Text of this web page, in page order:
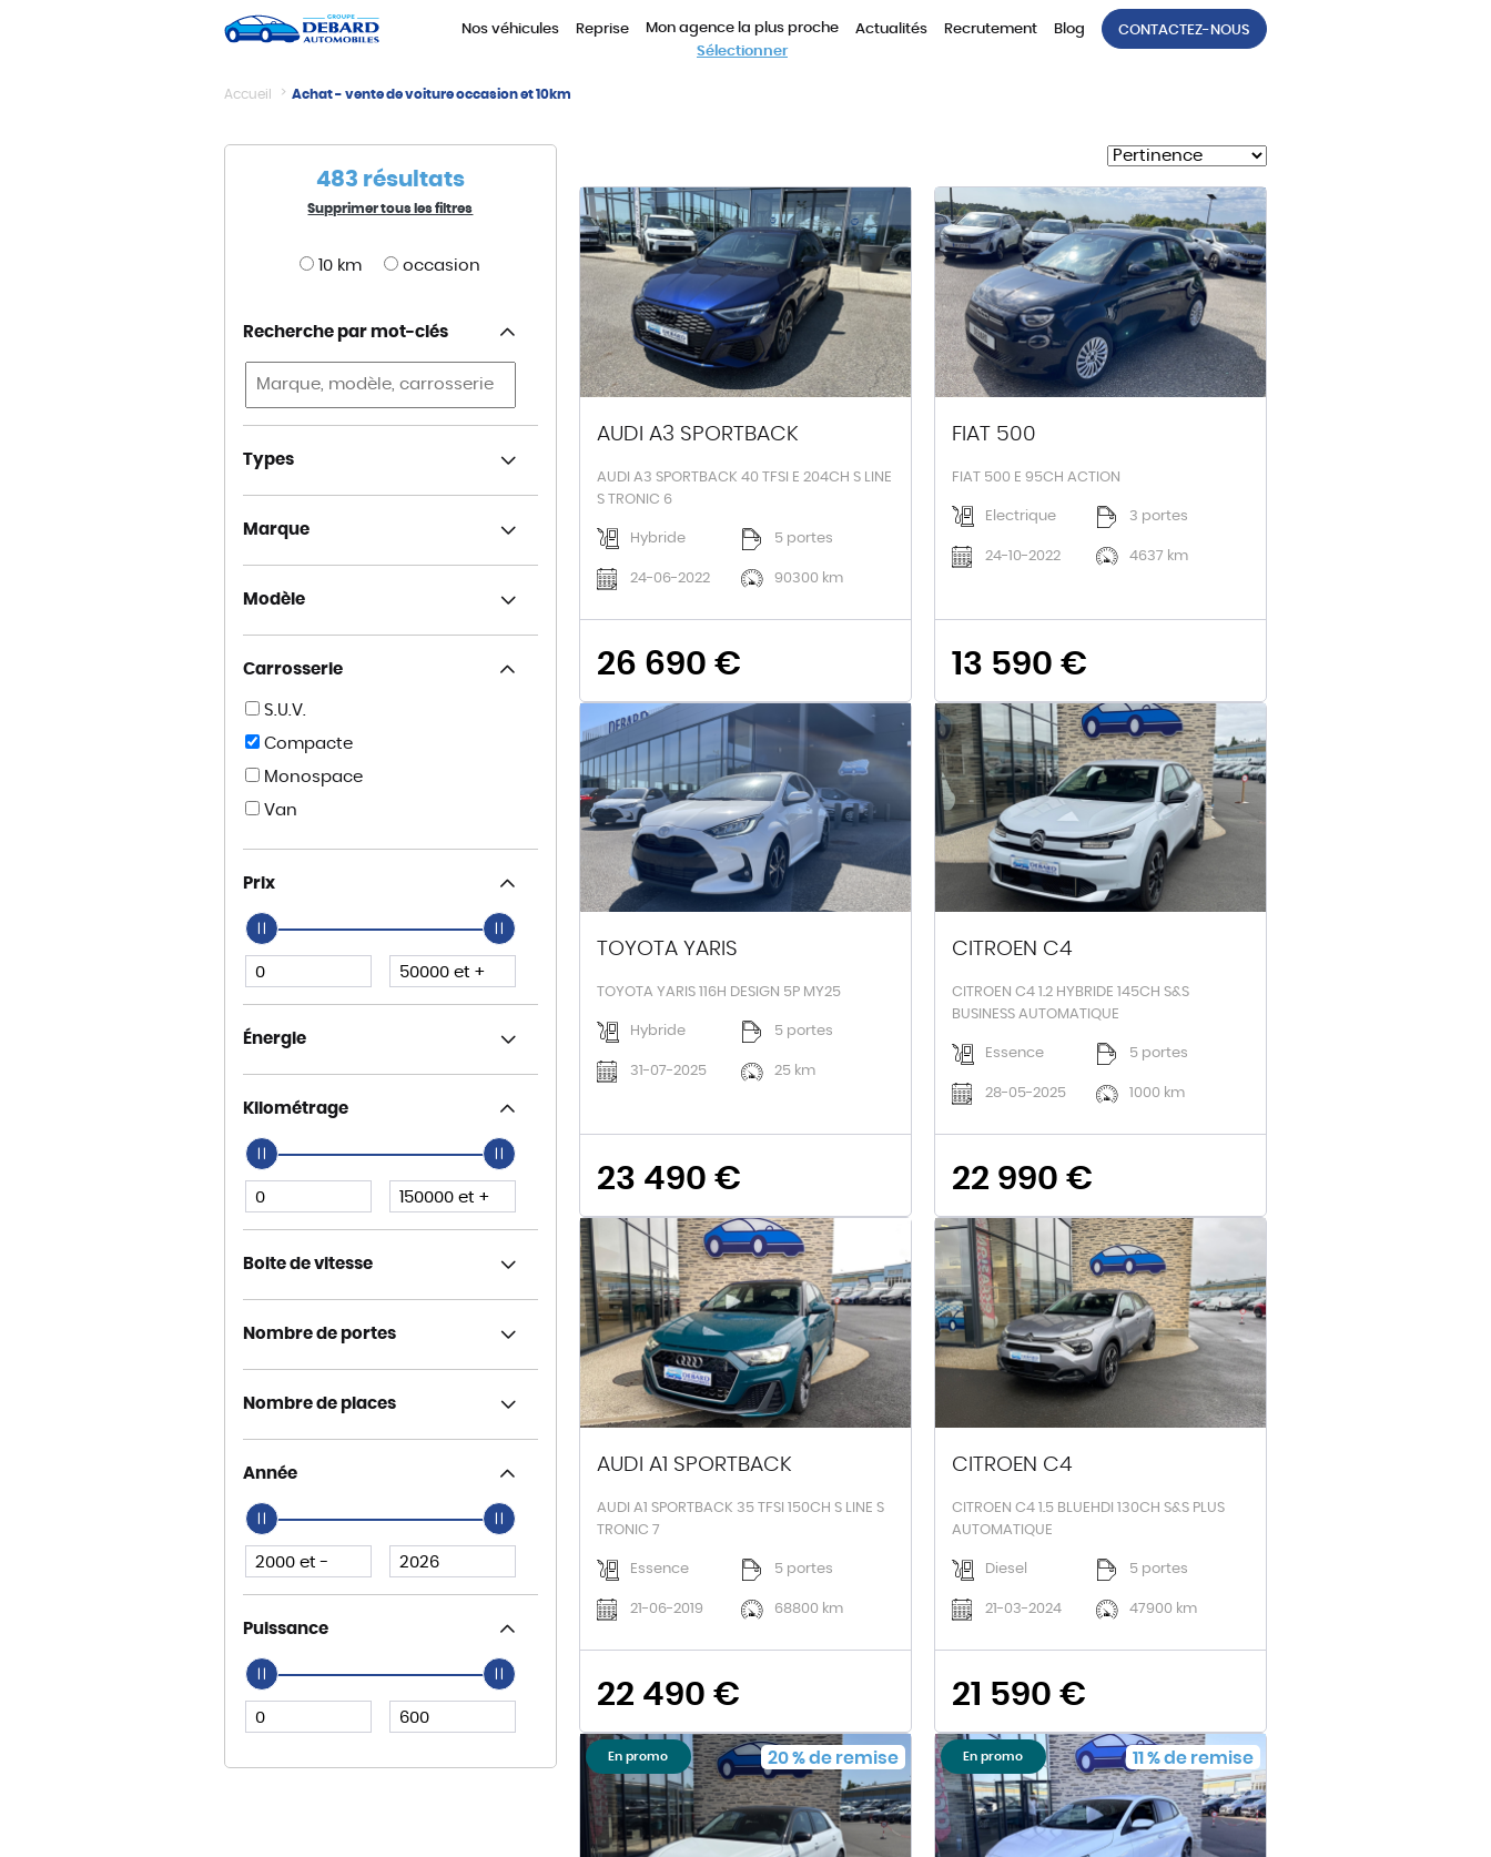
Nos véhicules Reprise
Mon agence la plus proche
Sélectionner
Actualités Recrutement Blog CONTACTEZ-NOUS
Accueil Achat - vente de voiture occasion et 10km
483 résultats
Supprimer tous les filtres
10 km occasion
Recherche par mot-clés
Types
Marque
Modèle
Carrosserie
S.U.V.
Compacte
Monospace
Van
Prix
Énergie
Kilométrage
Boite de vitesse
Nombre de portes
Nombre de places
Année
Puissance
AUDI A3 SPORTBACK
AUDI A3 SPORTBACK 40 TFSI E 204CH S LINE
S TRONIC 6
Hybride 5 portes
24-06-2022 90300 km
26 690 €
FIAT 500
FIAT 500 E 95CH ACTION
Electrique 3 portes
24-10-2022 4637 km
13 590 €
TOYOTA YARIS
TOYOTA YARIS 116H DESIGN 5P MY25
Hybride 5 portes
31-07-2025 25 km
23 490 €
CITROEN C4
CITROEN C4 1.2 HYBRIDE 145CH S&S
BUSINESS AUTOMATIQUE
Essence 5 portes
28-05-2025 1000 km
22 990 €
AUDI A1 SPORTBACK
AUDI A1 SPORTBACK 35 TFSI 150CH S LINE S
TRONIC 7
Essence 5 portes
21-06-2019 68800 km
22 490 €
CITROEN C4
CITROEN C4 1.5 BLUEHDI 130CH S&S PLUS
AUTOMATIQUE
Diesel 5 portes
21-03-2024 47900 km
21 590 €
En promo 20%de remise En promo 11 %de remise
Panneau de gestion des cookies